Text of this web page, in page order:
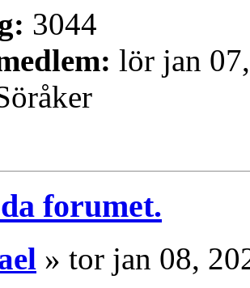
3044
lör jan
forumet.
» tor jan 08,